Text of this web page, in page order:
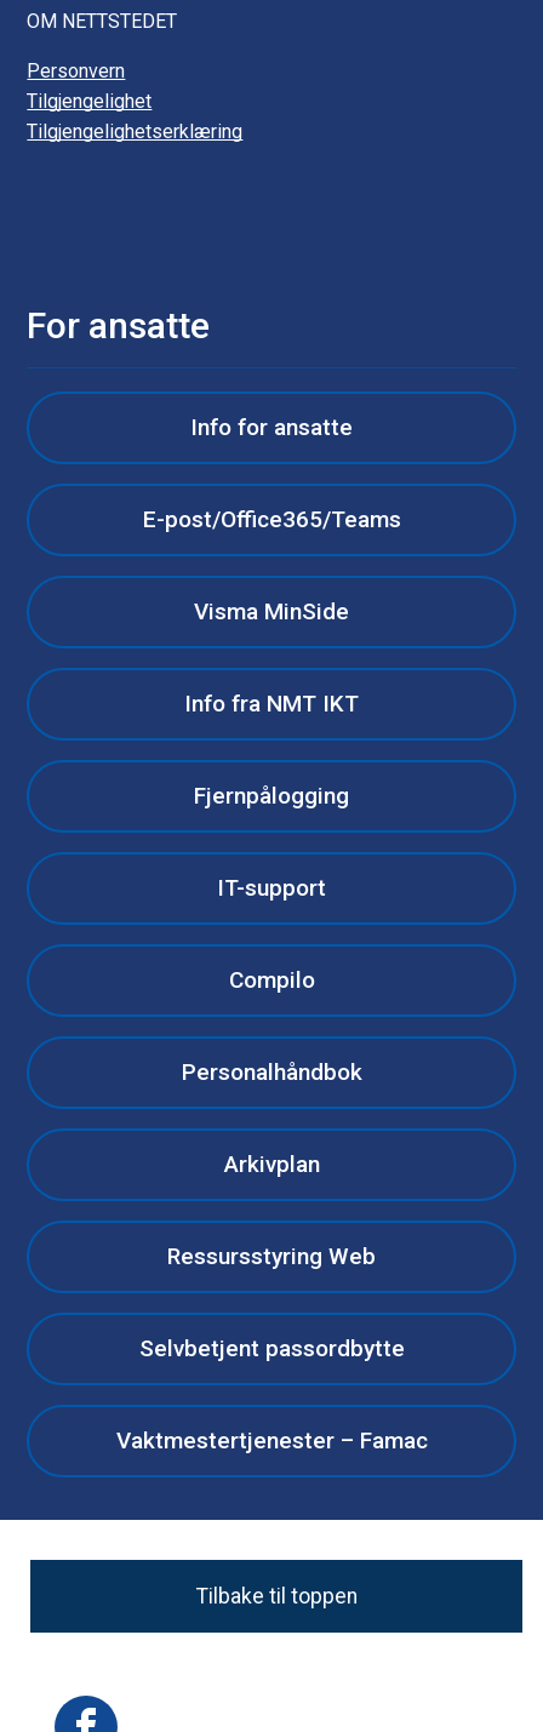
OM NETTSTEDET
Personvern
Tilgjengelighet
Tilgjengelighetserklæring
For ansatte
Info for ansatte
E-post/Office365/Teams
Visma MinSide
Info fra NMT IKT
Fjernpålogging
IT-support
Compilo
Personalhåndbok
Arkivplan
Ressursstyring Web
Selvbetjent passordbytte
Vaktmestertjenester – Famac
Tilbake til toppen